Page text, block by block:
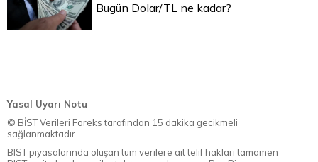
Bugün Dolar/TL ne kadar?
Yasal Uyarı Notu
© BİST Verileri Foreks tarafından 15 dakika gecikmeli
sağlanmaktadır.
BIST piyasalarında oluşan tüm verilere ait telif hakları tamamen